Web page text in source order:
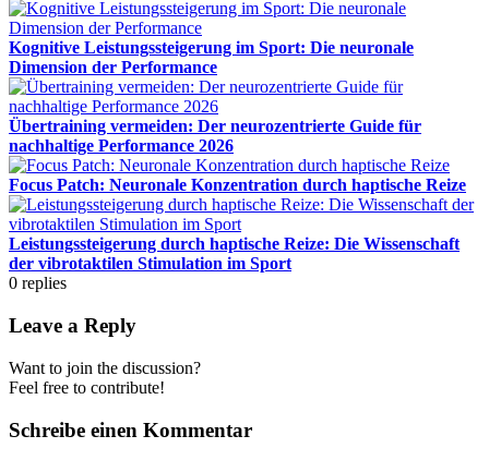
Kognitive Leistungssteigerung im Sport: Die neuronale
Dimension der Performance
Übertraining vermeiden: Der neurozentrierte Guide für
nachhaltige Performance 2026
Focus Patch: Neuronale Konzentration durch haptische Reize
Leistungssteigerung durch haptische Reize: Die Wissenschaft
der vibrotaktilen Stimulation im Sport
0 replies
Leave a Reply
Want to join the discussion?
Feel free to contribute!
Schreibe einen Kommentar